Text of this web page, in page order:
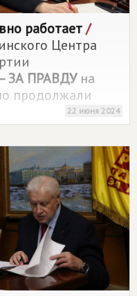
работает/
Центра
ЗА ПРАВДУна
продолжали
22 июня 2024